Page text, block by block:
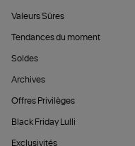
Valeurs Sûres
Tendances du moment
Soldes
Archives
Offres Privilèges
Black Friday Lulli
Exclusivités